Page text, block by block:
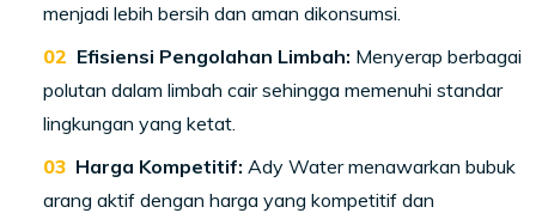
menjadi lebih bersih dan aman dikonsumsi.
Efisiensi Pengolahan Limbah: Menyerap berbagai
polutan dalam limbah cair sehingga memenuhi standar
lingkungan yang ketat.
Harga Kompetitif: Ady Water menawarkan bubuk
arang aktif dengan harga yang kompetitif dan